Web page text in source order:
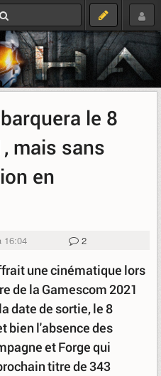
le 8
mais sans
en
16:04 2
une cinématique lors
de la Gamescom 2021
date de sortie, le 8
bien l'absence des
et Forge qui
titre de 343